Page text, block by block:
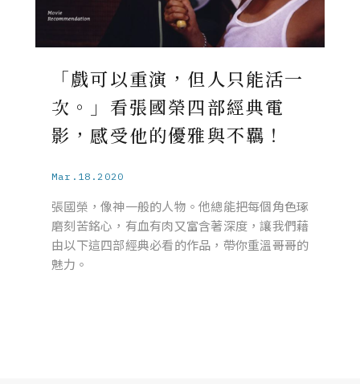
「戲可以重演，但人只能活一
次。」看張國榮四部經典電
影，感受他的優雅與不羈！
Mar.18.2020
張國榮，像神一般的人物。他總能把每個角色琢
磨刻苦銘心，有血有肉又富含著深度，讓我們藉
由以下這四部經典必看的作品，帶你重溫哥哥的
魅力。